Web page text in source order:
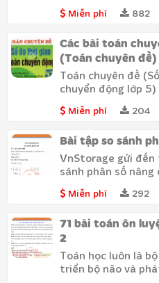
Miễn phí 882
Các bài toán
(Toán chuyên đề)
Toán chuyên đề
chuyển động lớp
Miễn phí 204
Bài tập so sánh
VnStorage gửi
sánh phân số nâng
Miễn phí 292
71 bài toán ôn
2
Toán học luôn là
triển bộ não và